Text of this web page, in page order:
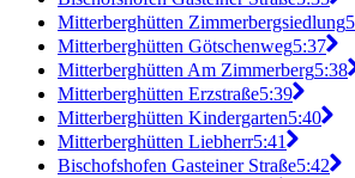
Mitterberghütten Zimmerbergsiedlung
Mitterberghütten Götschenweg5:37
Mitterberghütten Am Zimmerberg5:38
Mitterberghütten Erzstraße5:39
Mitterberghütten Kindergarten5:40
Mitterberghütten Liebherr5:41
Bischofshofen Gasteiner Straße5:42